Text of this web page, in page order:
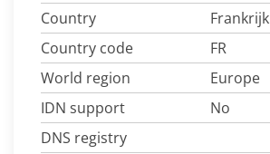
Country
Frankrijk
Country code
FR
World region
Europe
IDN support
No
DNS registry